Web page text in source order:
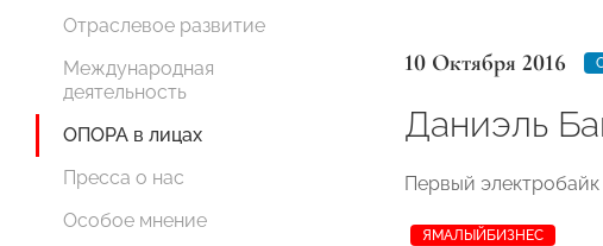
Отраслевое развитие
Международная
деятельность
ОПОРА в лицах
Пресса о нас
Особое мнение
10 Октября 2016
Даниэль
Первый
ЯМАЛЫЙБИЗНЕС